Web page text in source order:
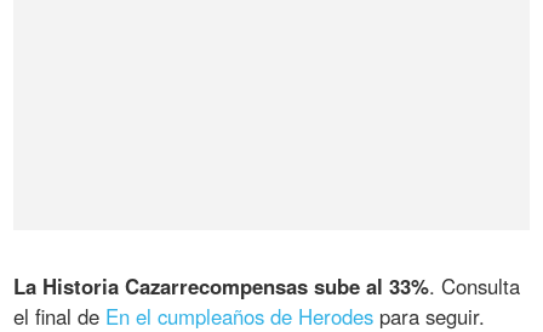
La Historia Cazarrecompensas sube al 33%. Consulta
el final de En el cumpleaños de Herodes para seguir.